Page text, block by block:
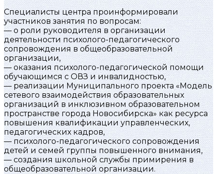
Специалисты центра проинформировали
участников занятия по вопросам:
— о роли руководителя в организации
деятельности психолого-педагогического
сопровождения в общеобразовательной
организации,
— оказания психолого-педагогической помощи
обучающимся с ОВЗ и инвалидностью,
— реализации Муниципального проекта «Модель
сетевого взаимодействия образовательных
организаций в инклюзивном образовательном
пространстве города Новосибирска» как ресурса
повышения квалификации управленческих,
педагогических кадров,
— психолого-педагогического сопровождения
детей и семей группы повышенного внимания,
— создания школьной службы примирения в
общеобразовательной организации.